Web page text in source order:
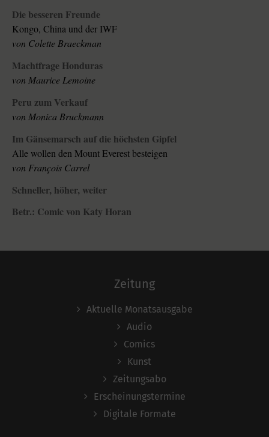
Die besseren Freunde
Kongo, China und der IWF
von Colette Braeckman
Machtfrage Honduras
von Maurice Lemoine
Peru zum Verkauf
von Monica Bruckmann
Im Gänsemarsch auf die höchsten Gipfel
Alle wollen den Mount Everest besteigen
von François Carrel
Schneller, höher, weiter
Betr.: Comic von Katy Horan
Zeitung
Aktuelle Monatsausgabe
Audio
Comics
Kunst
Zeitungsabo
Erscheinungstermine
Digitale Formate